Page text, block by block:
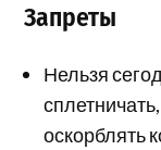
Запреты
Нельзя
оскорблять